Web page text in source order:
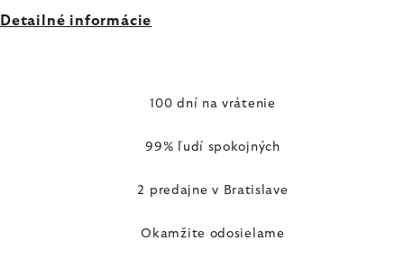
Detailné informácie
100 dní na vrátenie
99% ľudí spokojných
2 predajne v Bratislave
Okamžite odosielame